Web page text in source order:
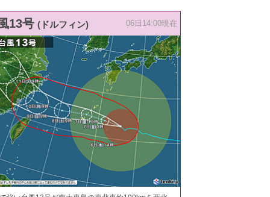
13号 (ドルフィン) 06日14:00現在